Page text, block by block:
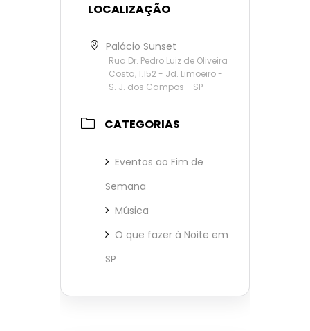
LOCALIZAÇÃO
Palácio Sunset
Rua Dr. Pedro Luiz de Oliveira
Costa, 1.152 - Jd. Limoeiro -
S. J. dos Campos - SP
CATEGORIAS
Eventos ao Fim de
Semana
Música
O que fazer à Noite em
SP